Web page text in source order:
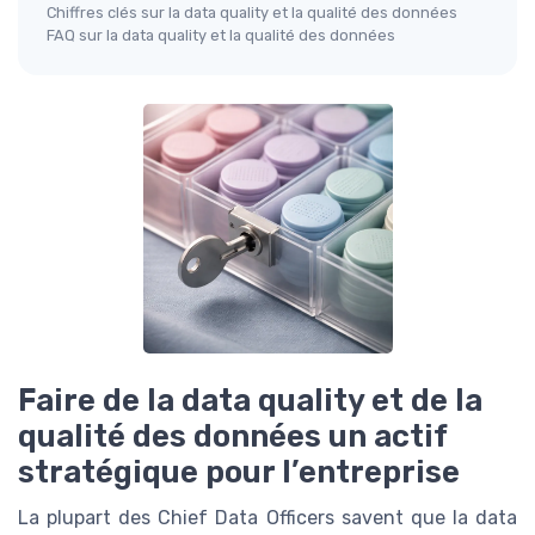
Chiffres clés sur la data quality et la qualité des données
FAQ sur la data quality et la qualité des données
Faire de la data quality et de la
qualité des données un actif
stratégique pour l’entreprise
La plupart des Chief Data Officers savent que la data